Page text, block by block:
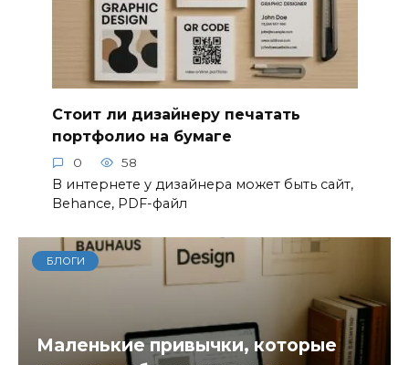
Стоит ли дизайнеру печатать
портфолио на бумаге
0 58
В интернете у дизайнера может быть сайт,
Behance, PDF-файл
БЛОГИ
Маленькие привычки, которые